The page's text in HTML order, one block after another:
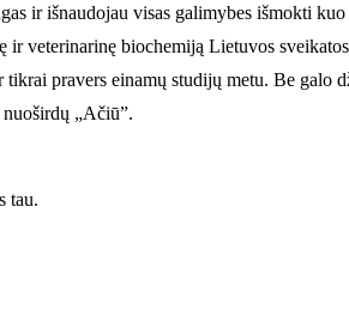
ir išnaudojau visas galimybes išmokti
veterinarinę biochemiją Lietuvos
pravers einamų studijų metu. Be
„Ačiū”.
tau.